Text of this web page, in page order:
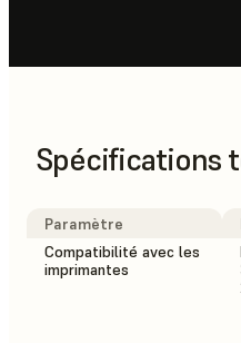
Spécifications
Paramètre
Compatibilité avec les
imprimantes